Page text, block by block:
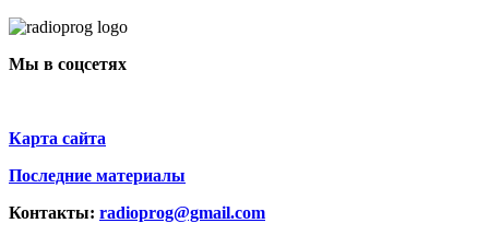
Мы в соцсетях
Карта сайта
Последние материалы
Контакты: radioprog@gmail.com